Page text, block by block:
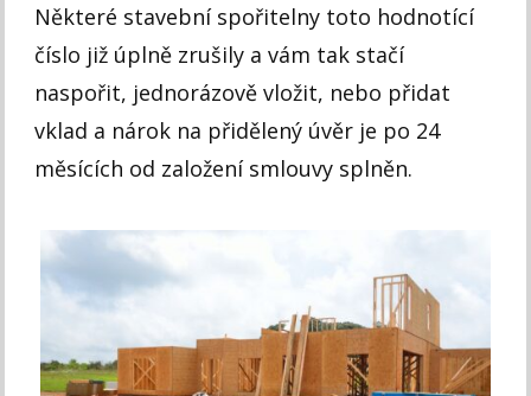
Některé stavební spořitelny toto hodnotící
číslo již úplně zrušily a vám tak stačí
naspořit, jednorázově vložit, nebo přidat
vklad a nárok na přidělený úvěr je po 24
měsících od založení smlouvy splněn.